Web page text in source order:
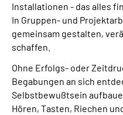
Installationen - das alles
In Gruppen- und
gemeinsam gestalten,
schaffen.
Ohne Erfolgs- oder
Begabungen an sich
Selbstbewußtsein
Hören, Tasten, Riechen